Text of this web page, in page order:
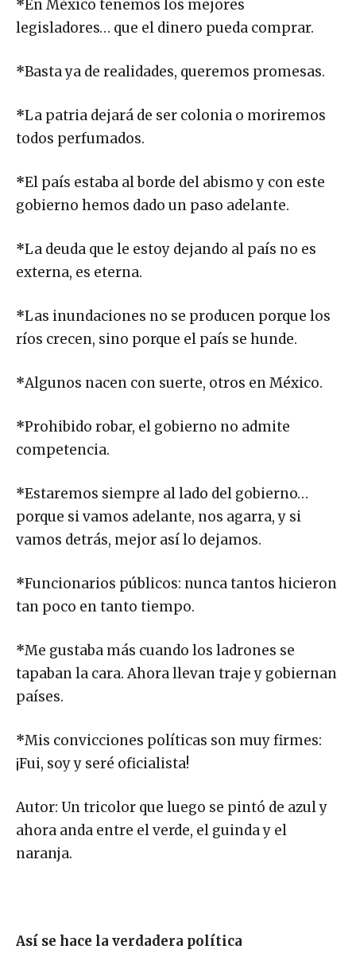
*En México tenemos los mejores
legisladores… que el dinero pueda comprar.
*Basta ya de realidades, queremos promesas.
*La patria dejará de ser colonia o moriremos
todos perfumados.
*El país estaba al borde del abismo y con este
gobierno hemos dado un paso adelante.
*La deuda que le estoy dejando al país no es
externa, es eterna.
*Las inundaciones no se producen porque los
ríos crecen, sino porque el país se hunde.
*Algunos nacen con suerte, otros en México.
*Prohibido robar, el gobierno no admite
competencia.
*Estaremos siempre al lado del gobierno…
porque si vamos adelante, nos agarra, y si
vamos detrás, mejor así lo dejamos.
*Funcionarios públicos: nunca tantos hicieron
tan poco en tanto tiempo.
*Me gustaba más cuando los ladrones se
tapaban la cara. Ahora llevan traje y gobiernan
países.
*Mis convicciones políticas son muy firmes:
¡Fui, soy y seré oficialista!
Autor: Un tricolor que luego se pintó de azul y
ahora anda entre el verde, el guinda y el
naranja.
Así se hace la verdadera política